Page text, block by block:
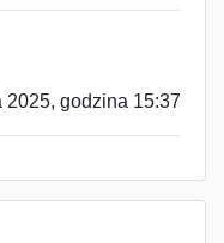
2025, godzina 15:37